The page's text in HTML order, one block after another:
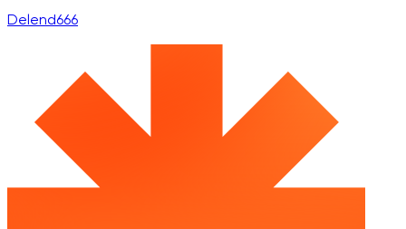
Delend666